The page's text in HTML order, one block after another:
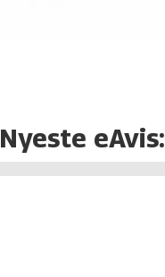
Nyeste eAvis: